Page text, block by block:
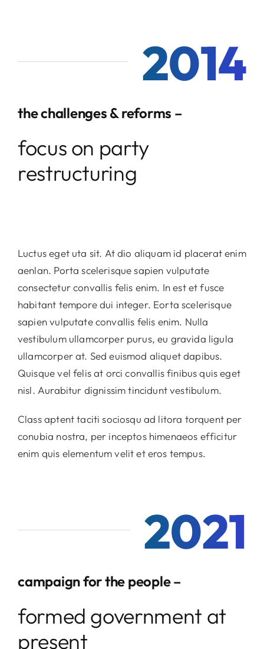
the challenges & reforms –
focus on party
restructuring
Luctus eget uta sit. At dio aliquam id placerat enim
aenlan. Porta scelerisque sapien vulputate
consectetur convallis felis enim. In est et fusce
habitant tempore dui integer. Eorta scelerisque
sapien vulputate convallis felis enim. Nulla
vestibulum ullamcorper purus, eu gravida ligula
ullamcorper at. Sed euismod aliquet dapibus.
Quisque vel felis at orci convallis finibus quis eget
nisl. Aurabitur dignissim tincidunt vestibulum.
Class aptent taciti sociosqu ad litora torquent per
conubia nostra, per inceptos himenaeos efficitur
enim quis elementum velit et eros tempus.
2014
campaign for the people –
formed government at
present
2021